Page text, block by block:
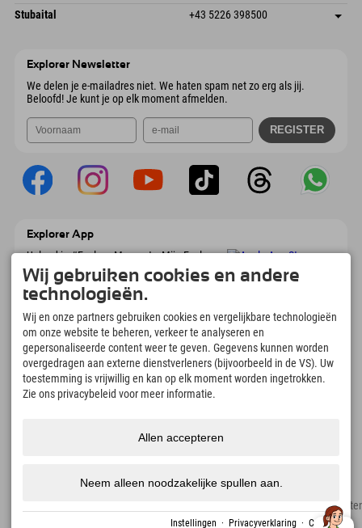
Oostenrijk
Booking
Dorfstraße 24
9546 Bad Kleinkirchheim
Adres opslaan
Aankomstinformatie
Stubaital +43 5226 398500
Explorer Newsletter
We delen je e-mailadres niet. We haten spam net zo erg als jij.
Beloofd! Je kunt je op elk moment afmelden.
Explorer App
Upload je #ExplorerMoments, Mijn Explorer
To Go met een boekingsoverzicht, bucketlist,
restaurantoverzicht en nog veel meer.
Download nu!
Tijd voor ontdekkingsmomenten
166
Bergmeren en
avonturenzwembaden
4.634km
Pistes voor skiën en
aan
Wij gebruiken cookies en andere
technologieën.
Wij en onze partners gebruiken cookies en vergelijkbare technologieën
om onze website te beheren, verkeer te analyseren en
gepersonaliseerde content weer te geven. Gegevens kunnen worden
overgedragen aan externe dienstverleners (bijvoorbeeld in de VS). Uw
toestemming is vrijwillig en kan op elk moment worden ingetrokken.
Zie ons privacybeleid voor meer informatie.
Allen accepteren
Neem alleen noodzakelijke spullen aan.
Instellingen · Privacyverklaring · Colofon